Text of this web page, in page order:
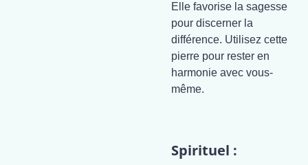
Elle favorise la sagesse
pour discerner la
différence. Utilisez cette
pierre pour rester en
harmonie avec vous-
même.
Spirituel :